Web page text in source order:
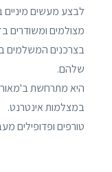
לבצע מעשים
מצולמים ומשודרים
בצרכנים המשלמים
שלהם.
היא מתרחשת
במצלמות אינטרנט.
טורפים ופדופילים